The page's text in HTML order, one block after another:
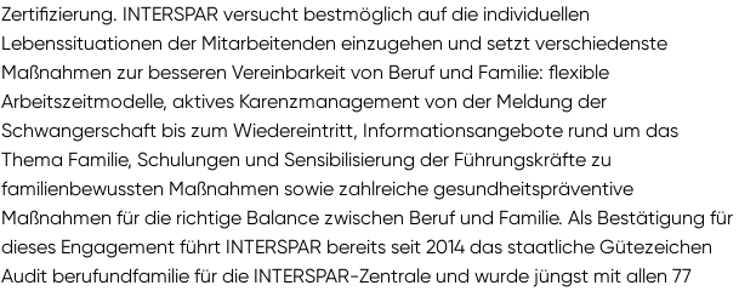
Zertifizierung. INTERSPAR versucht bestmöglich auf die individuellen
Lebenssituationen der Mitarbeitenden einzugehen und setzt verschiedenste
Maßnahmen zur besseren Vereinbarkeit von Beruf und Familie: flexible
Arbeitszeitmodelle, aktives Karenzmanagement von der Meldung der
Schwangerschaft bis zum Wiedereintritt, Informationsangebote rund um das
Thema Familie, Schulungen und Sensibilisierung der Führungskräfte zu
familienbewussten Maßnahmen sowie zahlreiche gesundheitspräventive
Maßnahmen für die richtige Balance zwischen Beruf und Familie. Als Bestätigung für
dieses Engagement führt INTERSPAR bereits seit 2014 das staatliche Gütezeichen
Audit berufundfamilie für die INTERSPAR-Zentrale und wurde jüngst mit allen 77